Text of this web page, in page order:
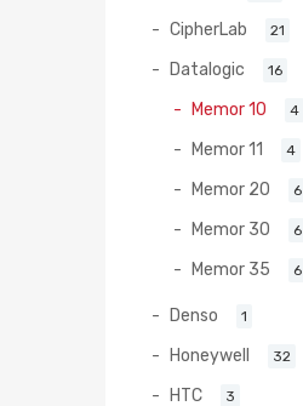
CipherLab 21
Datalogic 16
Memor 10 4
Memor 11 4
Memor 20 6
Memor 30 6
Memor 35 6
Denso 1
Honeywell 32
HTC 3